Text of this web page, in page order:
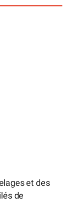
et des
de